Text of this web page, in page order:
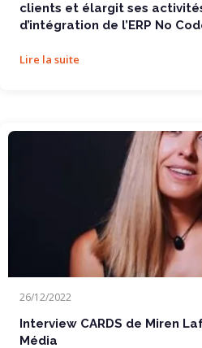
clients et élargit ses
d’intégration de l’ERP No
Lire la suite
Interview CARDS de Miren Lafourcade
26/12/2022
Interview CARDS de Miren
Média